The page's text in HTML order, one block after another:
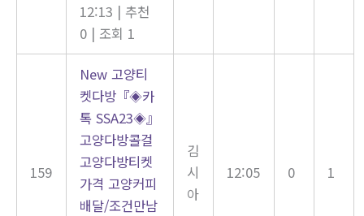
12:13 | 추천
0 | 조회 1
159
New 고양티
켓다방『◈카
톡 SSA23◈』
고양다방콜걸
고양다방티켓
가격 고양커피
배달/조건만남
김
시
아
12:05 0 1